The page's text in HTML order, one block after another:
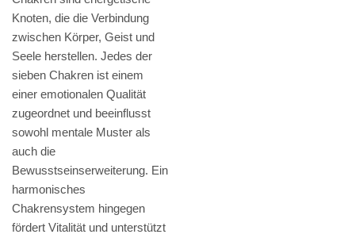
Knoten, die die Verbindung
zwischen Körper, Geist und
Seele herstellen. Jedes der
sieben Chakren ist einem
einer emotionalen Qualität
zugeordnet und beeinflusst
sowohl mentale Muster als
auch die
Bewusstseinserweiterung. Ein
harmonisches
Chakrensystem hingegen
fördert Vitalität und unterstützt